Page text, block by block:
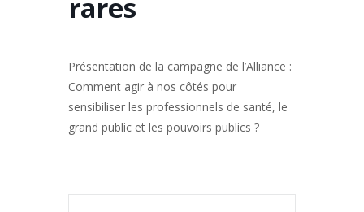
rares
Présentation de la campagne de l’Alliance :
Comment agir à nos côtés pour
sensibiliser les professionnels de santé, le
grand public et les pouvoirs publics ?